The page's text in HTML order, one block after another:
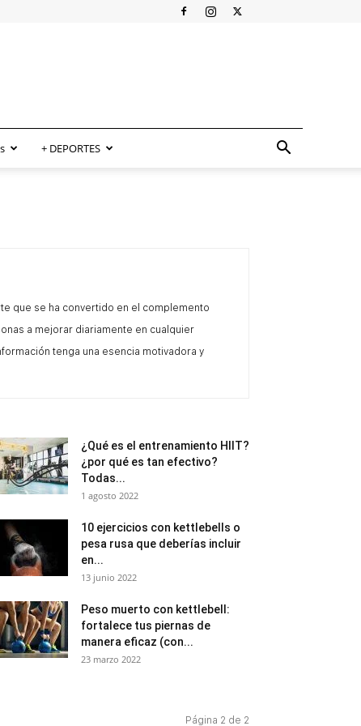
+ DEPORTES
que se ha convertido en el complemento
a mejorar diariamente en cualquier
tenga una esencia motivadora y
¿Qué es el entrenamiento HIIT?
¿por qué es tan efectivo?
Todas...
1 agosto 2022
10 ejercicios con kettlebells o
pesa rusa que deberías incluir
en...
13 junio 2022
Peso muerto con kettlebell:
fortalece tus piernas de
manera eficaz (con...
23 marzo 2022
Página 2 de 2